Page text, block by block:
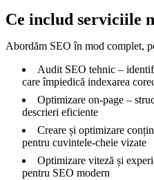
Ce includ serviciile
Abordăm SEO în mod complet,
Audit SEO tehnic –
care împiedică indexarea
Optimizare on-page –
descrieri eficiente
Creare și optimizare
pentru cuvintele-cheie vizate
Optimizare viteză și
pentru SEO modern